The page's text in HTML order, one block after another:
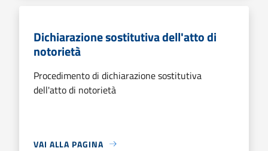
Dichiarazione sostitutiva dell'atto di
notorietà
Procedimento di dichiarazione sostitutiva
dell'atto di notorietà
VAI ALLA PAGINA